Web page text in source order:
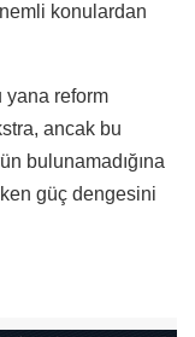
konulardan
yana reform
ancak bu
bulunamadığına
güç dengesini